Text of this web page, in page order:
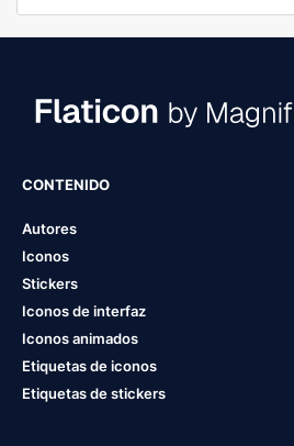
CONTENIDO
Autores
Iconos
Stickers
Iconos de interfaz
Iconos animados
Etiquetas de iconos
Etiquetas de stickers